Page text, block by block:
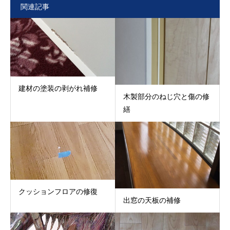
関連記事
建材の塗装の剥がれ補修
木製部分のねじ穴と傷の修
繕
クッションフロアの修復
出窓の天板の補修